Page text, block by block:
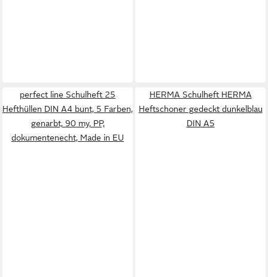
perfect line Schulheft 25
Hefthüllen DIN A4 bunt, 5 Farben,
genarbt, 90 my, PP,
dokumentenecht, Made in EU
HERMA Schulheft HERMA
Heftschoner gedeckt dunkelblau
DIN A5